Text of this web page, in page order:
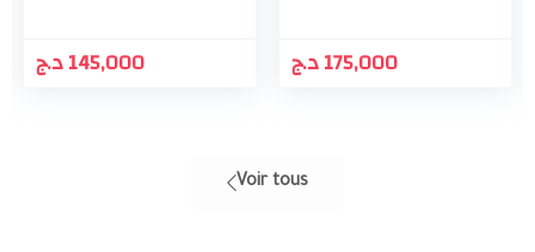
145,000د.ج 175,000د.ج
Voir tous